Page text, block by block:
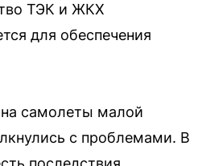
ТЭК и ЖКХ
для обеспечения
самолеты малой
с проблемами. В